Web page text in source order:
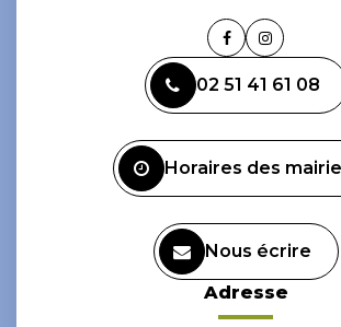
Lien
le
compte
Lien
le
compte
02 51 41 61 08
Horaires des
Nous écrire
Adresse